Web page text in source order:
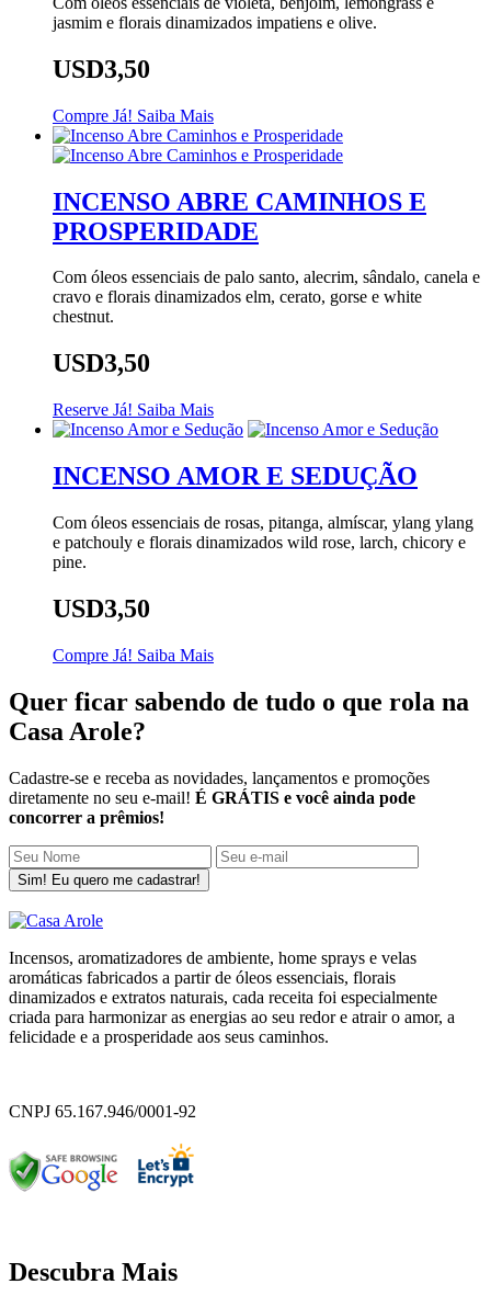
jasmim e florais dinamizados impatiens e olive.
USD3,50
Compre Já! Saiba Mais
INCENSO ABRE CAMINHOS E
PROSPERIDADE
Com óleos essenciais de palo santo, alecrim, sândalo, canela e
cravo e florais dinamizados elm, cerato, gorse e white
chestnut.
USD3,50
Reserve Já! Saiba Mais
INCENSO AMOR E SEDUÇÃO
Com óleos essenciais de rosas, pitanga, almíscar, ylang ylang
e patchouly e florais dinamizados wild rose, larch, chicory e
pine.
USD3,50
Compre Já! Saiba Mais
Quer ficar sabendo de tudo o que rola na
Casa Arole?
Cadastre-se e receba as novidades, lançamentos e promoções
diretamente no seu e-mail! É GRÁTIS e você ainda pode
concorrer a prêmios!
Sim! Eu quero me cadastrar!
Incensos, aromatizadores de ambiente, home sprays e velas
aromáticas fabricados a partir de óleos essenciais, florais
dinamizados e extratos naturais, cada receita foi especialmente
criada para harmonizar as energias ao seu redor e atrair o amor, a
felicidade e a prosperidade aos seus caminhos.
CNPJ 65.167.946/0001-92
Descubra Mais